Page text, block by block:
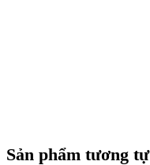
Sản phẩm tương tự